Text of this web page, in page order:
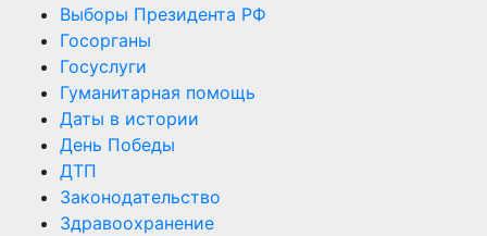
Выборы Президента РФ
Госорганы
Госуслуги
Гуманитарная помощь
Даты в истории
День Победы
ДТП
Законодательство
Здравоохранение